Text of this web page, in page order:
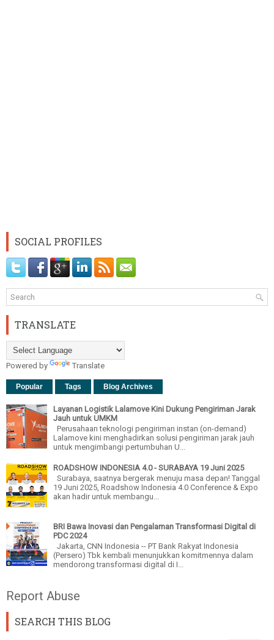
SOCIAL PROFILES
TRANSLATE
Powered by Translate
Popular Tags Blog Archives
Layanan Logistik Lalamove Kini Dukung Pengiriman Jarak
Jauh untuk UMKM
Perusahaan teknologi pengiriman instan (on-demand)
Lalamove kini menghadirkan solusi pengiriman jarak jauh
untuk mengimbangi pertumbuhan U...
ROADSHOW INDONESIA 4.0 - SURABAYA 19 Juni 2025
Surabaya, saatnya bergerak menuju masa depan! Tanggal
19 Juni 2025, Roadshow Indonesia 4.0 Conference & Expo
akan hadir untuk membangu...
BRI Bawa Inovasi dan Pengalaman Transformasi Digital di
PDC 2024
Jakarta, CNN Indonesia -- PT Bank Rakyat Indonesia
(Persero) Tbk kembali menunjukkan komitmennya dalam
mendorong transformasi digital di I...
Report Abuse
SEARCH THIS BLOG